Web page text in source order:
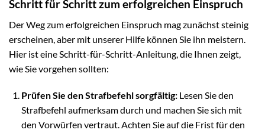
Schritt für Schritt zum erfolgreichen Einspruch
Der Weg zum erfolgreichen Einspruch mag zunächst steinig
erscheinen, aber mit unserer Hilfe können Sie ihn meistern.
Hier ist eine Schritt-für-Schritt-Anleitung, die Ihnen zeigt,
wie Sie vorgehen sollten:
Prüfen Sie den Strafbefehl sorgfältig:Lesen Sie den
Strafbefehl aufmerksam durch und machen Sie sich mit
den Vorwürfen vertraut. Achten Sie auf die Frist für den